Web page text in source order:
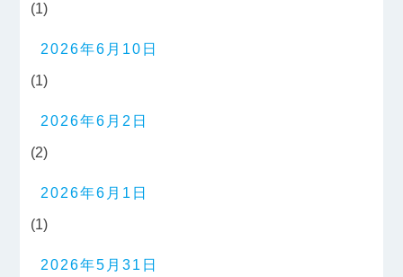
(1)
2026年6月10日
(1)
2026年6月2日
(2)
2026年6月1日
(1)
2026年5月31日